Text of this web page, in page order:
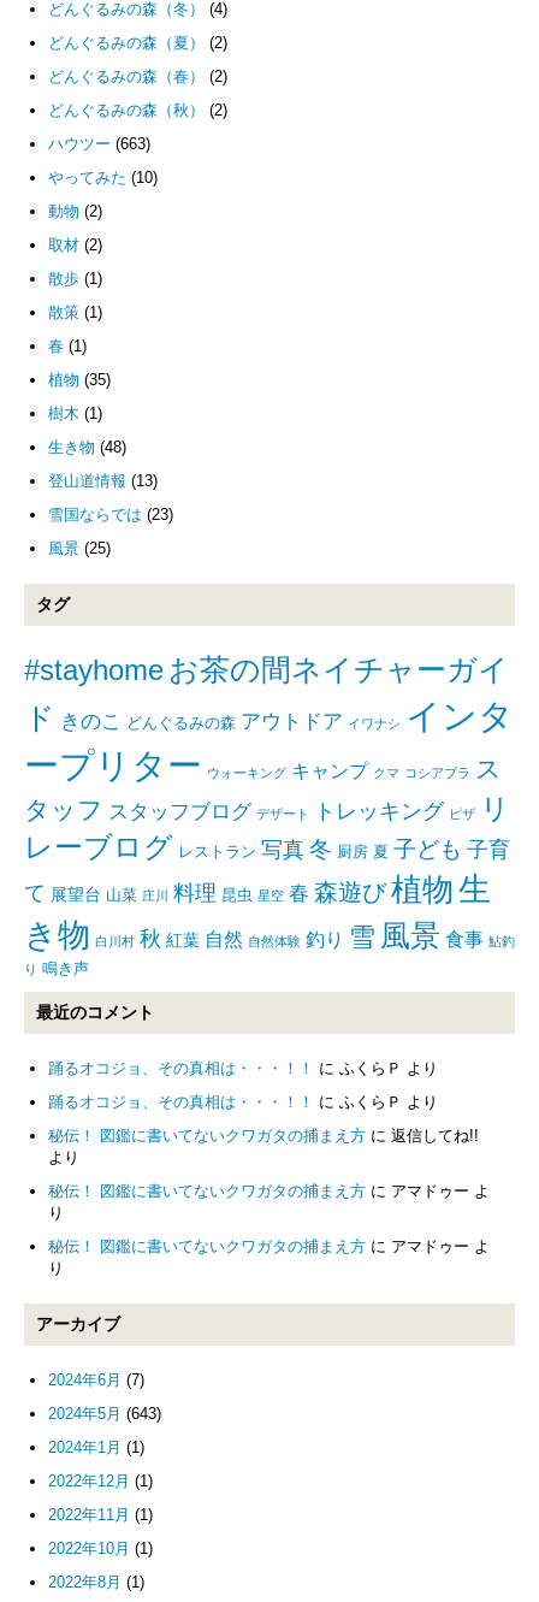
どんぐるみの森（冬）
(4)
どんぐるみの森（夏）
(2)
どんぐるみの森（春）
(2)
どんぐるみの森（秋）
(2)
ハウツー (663)
やってみた (10)
動物 (2)
取材 (2)
散歩 (1)
散策 (1)
春 (1)
植物 (35)
樹木 (1)
生き物 (48)
登山道情報 (13)
雪国ならでは (23)
風景 (25)
タグ
#stayhome お茶の間ネイチャーガイ
ド きのこ どんぐるみの森 アウトドア イワナシ インタ
ープリター ウォーキング キャンプ クマ コシアブラ
ス
タッフ スタッフブログ デザート トレッキング ピザ
リ
レーブログ レストラン 写真冬 厨房 夏 子ども 子育
て 展望台 山菜 庄川 料理 昆虫 星空 春 森遊び植物 生
き物 白川村 秋 紅葉 自然 自然体験 釣り 雪 風景 食事 鮎釣
り 鳴き声
最近のコメント
踊るオコジョ、その真相は・・・！！ に ふくらＰ より
踊るオコジョ、その真相は・・・！！
に ふくらＰ より
秘伝！ 図鑑に書いてないクワガタの捕まえ方 に 返信してね!!
より
秘伝！ 図鑑に書いてないクワガタの捕まえ方 に アマドゥー よ
り
秘伝！ 図鑑に書いてないクワガタの捕まえ方 に アマドゥー よ
り
アーカイブ
2024年6月 (7)
2024年5月 (643)
2024年1月 (1)
2022年12月 (1)
2022年11月 (1)
2022年10月 (1)
2022年8月 (1)